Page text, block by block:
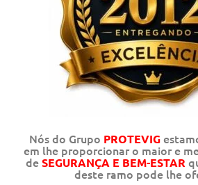
Nós do Grupo PROTEVIG
em lhe proporcionar o maior e
deSEGURANÇA E BEM-ESTAR
deste ramo pode lhe